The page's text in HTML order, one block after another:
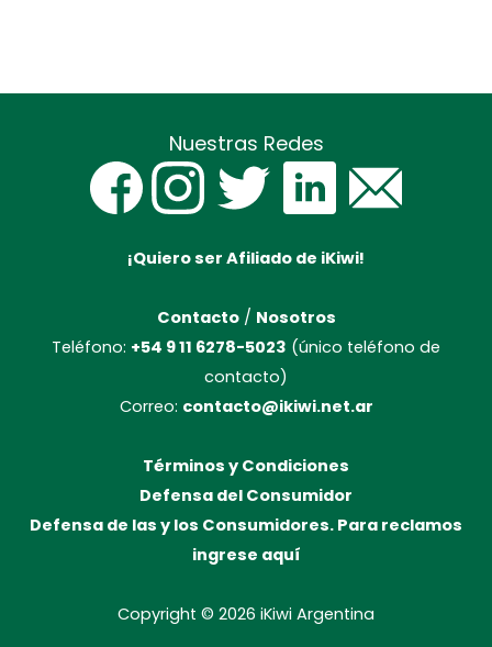
Nuestras Redes
¡Quiero ser Afiliado de iKiwi!
Contacto/ Nosotros
Teléfono: +54 9 11 6278-5023 (único teléfono de
contacto)
Correo: contacto@ikiwi.net.ar
Términos y Condiciones
Defensa del Consumidor
Defensa de las y los Consumidores. Para reclamos
ingrese aquí
Copyright © 2026 iKiwi Argentina